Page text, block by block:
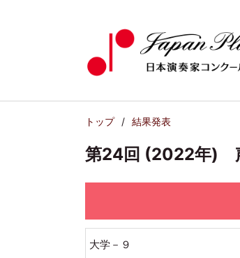
トップ 結果発表
第24回 (2022年)
大学－９